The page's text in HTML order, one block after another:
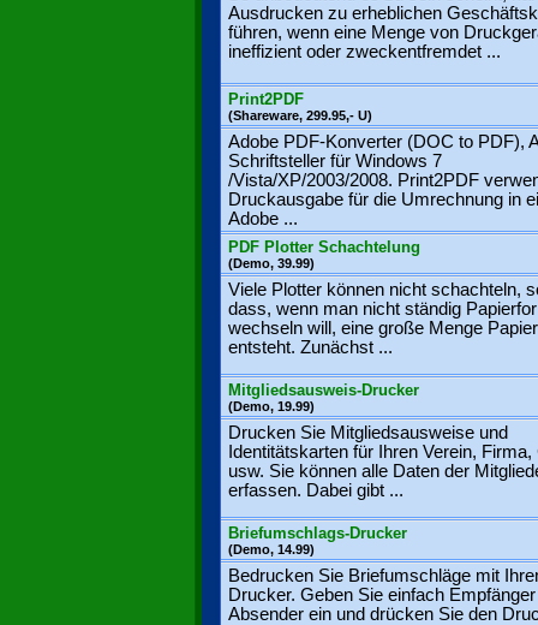
Ausdrucken zu erheblichen
führen, wenn eine Menge von
ineffizient oder zweckentfremdet ...
Print2PDF
(Shareware, 299.95,- U)
Adobe PDF-Konverter (DOC to PDF),
Schriftsteller für Windows 7
/Vista/XP/2003/2008. Print2PDF
Druckausgabe für die Umrechnung in
Adobe ...
PDF Plotter Schachtelung
(Demo, 39.99)
Viele Plotter können nicht schachteln,
dass, wenn man nicht ständig
wechseln will, eine große Menge
entsteht. Zunächst ...
Mitgliedsausweis-Drucker
(Demo, 19.99)
Drucken Sie Mitgliedsausweise und
Identitätskarten für Ihren Verein, Firma,
usw. Sie können alle Daten der
erfassen. Dabei gibt ...
Briefumschlags-Drucker
(Demo, 14.99)
Bedrucken Sie Briefumschläge mit
Drucker. Geben Sie einfach
Absender ein und drücken Sie den